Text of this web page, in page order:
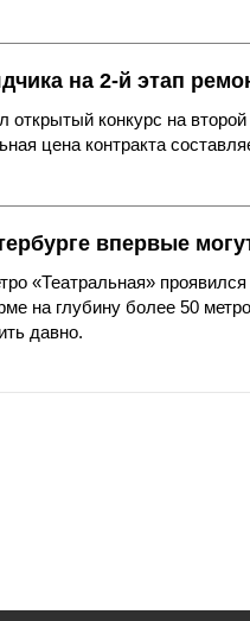
на 2-й этап
конкурс на
цена контракта
впервые
«Театральная»
на глубину более 50
давно.